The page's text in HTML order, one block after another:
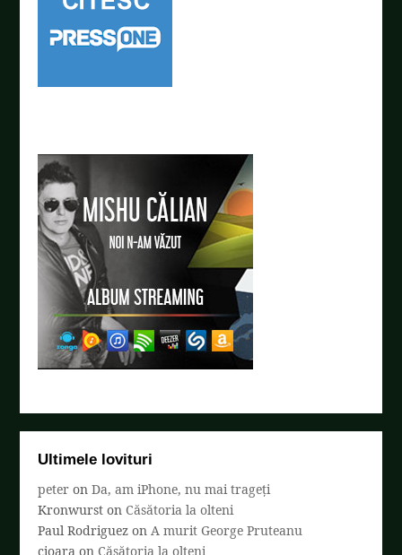
Ultimele lovituri
peter onDa, am iPhone, nu mai trageți
Kronwurst onCăsătoria la olteni
Paul Rodriguez on A murit George Pruteanu
cioara onCăsătoria la olteni